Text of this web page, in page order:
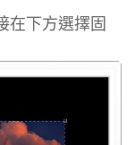
在下方選擇固